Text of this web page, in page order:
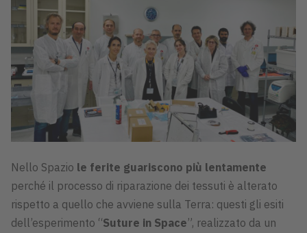
Nello Spazio le ferite guariscono più lentamente
perché il processo di riparazione dei tessuti è alterato
rispetto a quello che avviene sulla Terra: questi gli esiti
dell’esperimento “Suture in Space”, realizzato da un